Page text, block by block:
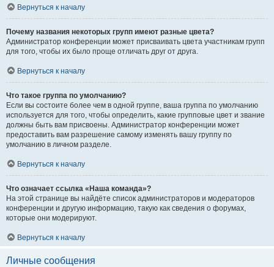
Вернуться к началу
Почему названия некоторых групп имеют разные цвета?
Администратор конференции может присваивать цвета участникам групп
для того, чтобы их было проще отличать друг от друга.
Вернуться к началу
Что такое группа по умолчанию?
Если вы состоите более чем в одной группе, ваша группа по умолчанию
используется для того, чтобы определить, какие групповые цвет и звание
должны быть вам присвоены. Администратор конференции может
предоставить вам разрешение самому изменять вашу группу по
умолчанию в личном разделе.
Вернуться к началу
Что означает ссылка «Наша команда»?
На этой странице вы найдёте список администраторов и модераторов
конференции и другую информацию, такую как сведения о форумах,
которые они модерируют.
Вернуться к началу
Личные сообщения